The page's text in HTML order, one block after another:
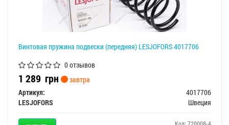
Винтовая пружина подвески (передняя) LESJOFORS 4017706
0 отзывов
1 289 грн
завтра
Артикул:
4017706
LESJOFORS
Швеция
Код: 720008-4